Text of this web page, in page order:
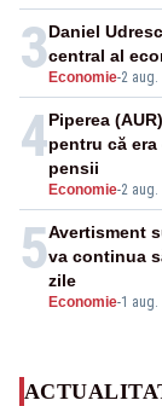
3 Economie-2 aug.
Daniel
central al
4
Economie-2 aug.
Piperea
pentru că
pensii
5
Economie-1 aug.
Avertisment
va continua
zile